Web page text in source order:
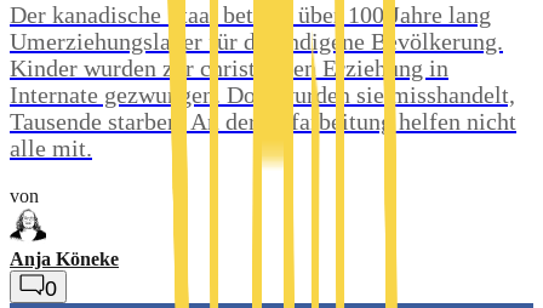
Der kanadische Staat betrieb über 100 Jahre lang
Umerziehungslager für die indigene Bevölkerung.
Kinder wurden zur christlichen Erziehung in
Internate gezwungen. Dort wurden sie misshandelt,
Tausende starben. An der Aufarbeitung helfen nicht
alle mit.
von
Anja Köneke
0